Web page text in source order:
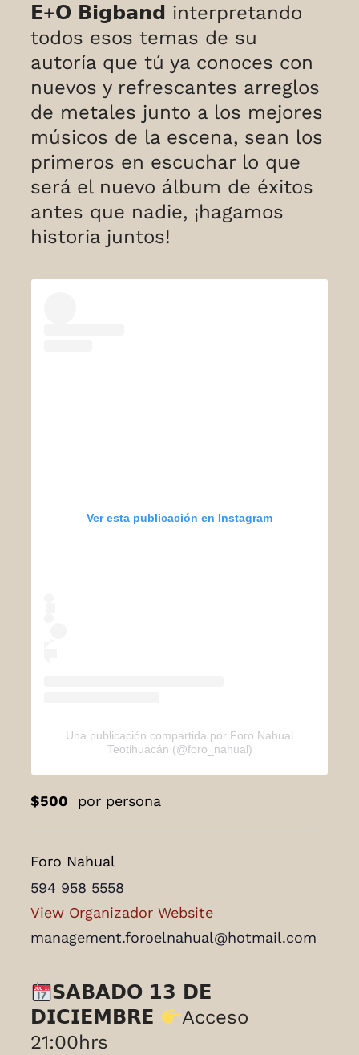
𝗘+𝗢 𝗕𝗶𝗴𝗯𝗮𝗻𝗱 interpretando
todos esos temas de su
autoría que tú ya conoces con
nuevos y refrescantes arreglos
de metales junto a los mejores
músicos de la escena, sean los
primeros en escuchar lo que
será el nuevo álbum de éxitos
antes que nadie, ¡hagamos
historia juntos!
Ver esta publicación en Instagram
Una publicación compartida por Foro Nahual
Teotihuacán (@foro_nahual)
$500 por persona
Foro Nahual
594 958 5558
View Organizador Website
management.foroelnahual@hotmail.com
𝗦𝗔𝗕𝗔𝗗𝗢 𝟭𝟯 𝗗𝗘
𝗗𝗜𝗖𝗜𝗘𝗠𝗕𝗥𝗘
Acceso
21:00hrs